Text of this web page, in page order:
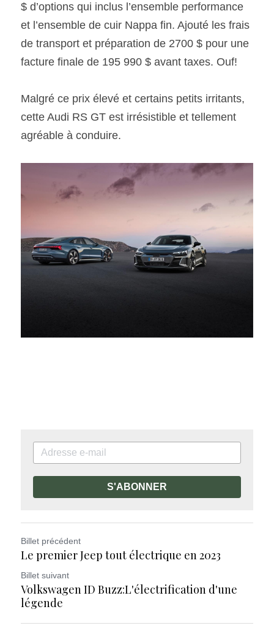
$ d’options qui inclus l’ensemble performance
et l’ensemble de cuir Nappa fin. Ajouté les frais
de transport et préparation de 2700 $ pour une
facture finale de 195 990 $ avant taxes. Ouf!
Malgré ce prix élevé et certains petits irritants,
cette Audi RS GT est irrésistible et tellement
agréable à conduire.
S'ABONNER
Billet précédent
Le premier Jeep tout électrique en 2023
Billet suivant
Volkswagen ID Buzz:L'électrification d'une
légende